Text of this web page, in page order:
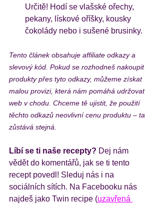
Určitě! Hodí se vlašské ořechy,
pekany, lískové oříšky, kousky
čokolády nebo i sušené brusinky.
Tento článek obsahuje affiliate odkazy a
slevový kód. Pokud se rozhodneš nakoupit
produkty přes tyto odkazy, můžeme získat
malou provizi, která nám pomáhá udržovat
web v chodu. Chceme tě ujistit, že použití
těchto odkazů neovlivní cenu produktu – ta
zůstává stejná.
Líbí se ti naše recepty? Dej nám
vědět do komentářů, jak se ti tento
recept povedl! Sleduj nás i na
sociálních sítích. Na Facebooku nás
najdeš jako Twin recipe (uzavřená